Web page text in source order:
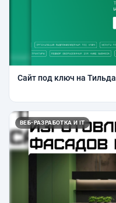
Сайт под ключ на Тильда
ВЕБ-РАЗРАБОТКА И IT